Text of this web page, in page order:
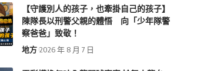
【守護別人的孩子，也牽掛自己的孩子】
陳隊長以刑警父親的體悟 向「少年隊警
察爸爸」致敬！
地方 2026 年 8 月 7 日